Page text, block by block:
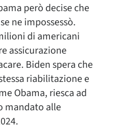
però decise che
ne impossessò.
di americani
assicurazione
Biden spera che
riabilitazione e
Obama, riesca ad
mandato alle